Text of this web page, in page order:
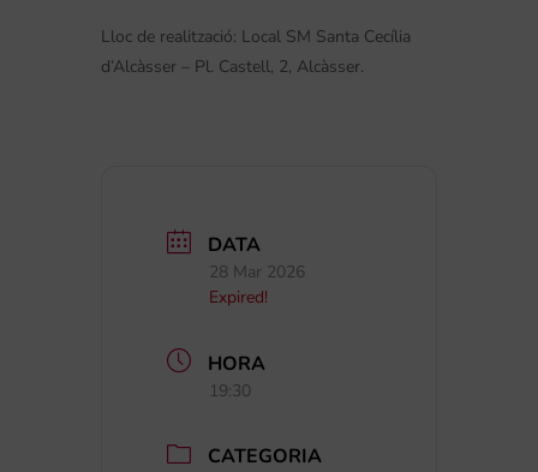
Lloc de realització: Local SM Santa Cecília
d’Alcàsser – Pl. Castell, 2, Alcàsser.
DATA
28 Mar 2026
Expired!
HORA
19:30
CATEGORIA